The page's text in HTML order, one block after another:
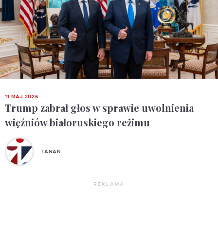
11 MAJ 2026
Trump zabrał głos w sprawie uwolnienia
więźniów białoruskiego reżimu
TANAN
REKLAMA